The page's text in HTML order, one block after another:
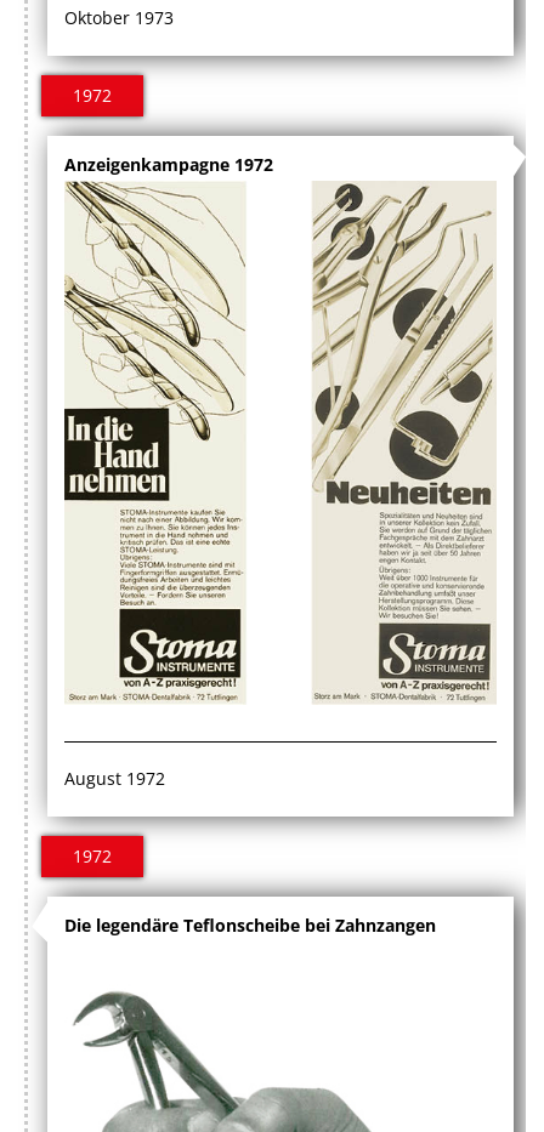
Oktober 1973
1972
Anzeigenkampagne 1972
August 1972
1972
Die legendäre Teflonscheibe bei Zahnzangen